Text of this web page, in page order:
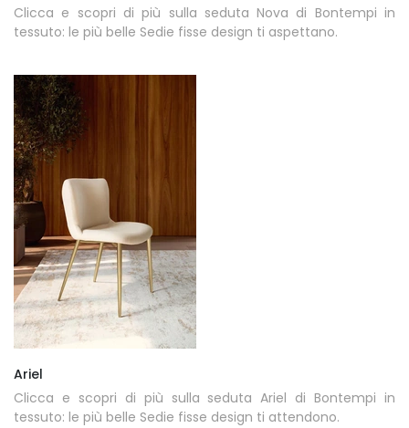
Clicca e scopri di più sulla seduta Nova di Bontempi in
tessuto: le più belle Sedie fisse design ti aspettano.
Ariel
Clicca e scopri di più sulla seduta Ariel di Bontempi in
tessuto: le più belle Sedie fisse design ti attendono.